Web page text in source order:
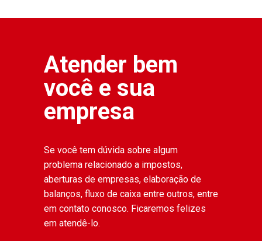
Atender bem
você e sua
empresa
Se você tem dúvida sobre algum
problema relacionado a impostos,
aberturas de empresas, elaboração de
balanços, fluxo de caixa entre outros, entre
em contato conosco. Ficaremos felizes
em atendê-lo.